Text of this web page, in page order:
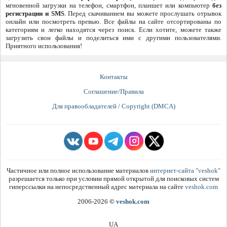
мгновенной загрузки на телефон, смартфон, планшет или компьютер без
регистрации и SMS. Перед скачиванием вы можете прослушать отрывок
онлайн или посмотреть превью. Все файлы на сайте отсортированы по
категориям и легко находятся через поиск. Если хотите, можете также
загрузить свои файлы и поделиться ими с другими пользователями.
Приятного использования!
Контакты
Соглашение/Правила
Для правообладателей / Copyright (DMCA)
Частичное или полное использование материалов интернет-сайта "veshok"
разрешается только при условии прямой открытой для поисковых систем
гиперссылки на непосредственный адрес материала на сайте veshok.com
2006-2026 © veshok.com
UA